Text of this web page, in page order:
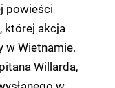
powieści
której akcja
w Wietnamie.
Willarda,